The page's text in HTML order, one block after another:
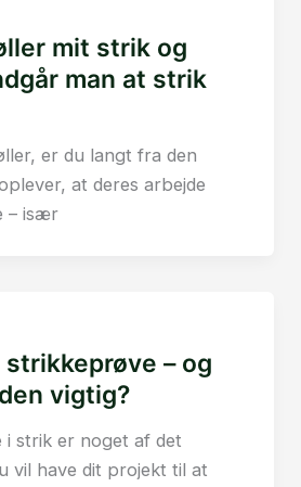
mit strik og
man at strik
er du langt fra den
at deres arbejde
– især
strikkeprøve – og
vigtig?
i strik er noget af det
vil have dit projekt til at